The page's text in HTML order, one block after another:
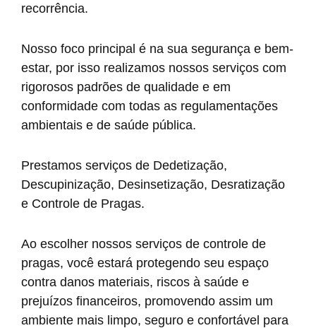
recorrência.
Nosso foco principal é na sua segurança e bem-
estar, por isso realizamos nossos serviços com
rigorosos padrões de qualidade e em
conformidade com todas as regulamentações
ambientais e de saúde pública.
Prestamos serviços de Dedetização,
Descupinização, Desinsetização, Desratização
e Controle de Pragas.
Ao escolher nossos serviços de controle de
pragas, você estará protegendo seu espaço
contra danos materiais, riscos à saúde e
prejuízos financeiros, promovendo assim um
ambiente mais limpo, seguro e confortável para